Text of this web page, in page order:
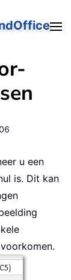
u een
is. Dit kan